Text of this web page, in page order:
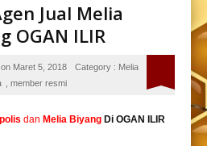
Jual Melia
OGAN ILIR
on Maret 5, 2018 Category : Melia
member resmi
dan Melia Biyang Di OGAN ILIR